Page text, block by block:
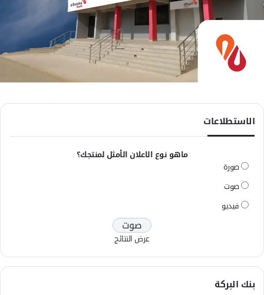
الاستطلاعات
ماهو نوع الاعلان الأمثل لمنتجك؟
صورة
صوت
فيديو
عرض النتائج
بنك البركة